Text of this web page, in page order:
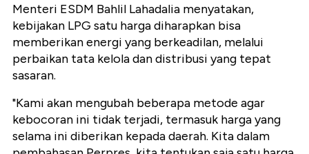
Menteri ESDM Bahlil Lahadalia menyatakan,
kebijakan LPG satu harga diharapkan bisa
memberikan energi yang berkeadilan, melalui
perbaikan tata kelola dan distribusi yang tepat
sasaran.
"Kami akan mengubah beberapa metode agar
kebocoran ini tidak terjadi, termasuk harga yang
selama ini diberikan kepada daerah. Kita dalam